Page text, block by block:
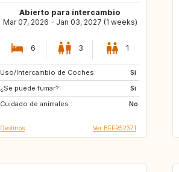
Abierto para intercambio
Mar 07, 2026 - Jan 03, 2027 (1 weeks)
6 3 1
Uso/Intercambio de Coches:
Si
¿Se puede fumar?:
Si
Cuidado de animales :
No
GR
CA
ES
Destinos Ver BEFR52371